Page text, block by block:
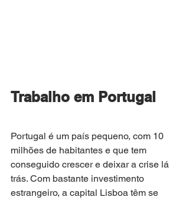
Trabalho em Portugal
Portugal é um país pequeno, com 10
milhões de habitantes e que tem
conseguido crescer e deixar a crise lá
trás. Com bastante investimento
estrangeiro, a capital Lisboa têm se